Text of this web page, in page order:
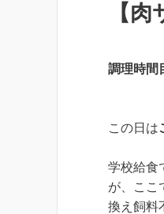
【
調理時間
この日は
学校給食
が、ここ
換え飼料